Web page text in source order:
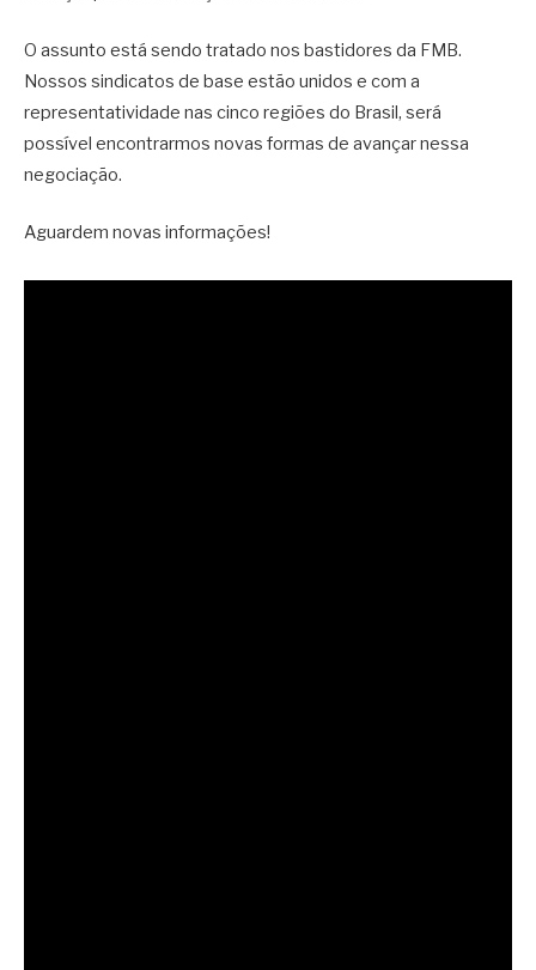
O assunto está sendo tratado nos bastidores da FMB.
Nossos sindicatos de base estão unidos e com a
representatividade nas cinco regiões do Brasil, será
possível encontrarmos novas formas de avançar nessa
negociação.
Aguardem novas informações!